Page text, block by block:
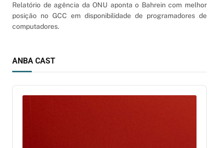
Relatório de agência da ONU aponta o Bahrein com melhor
posição no GCC em disponibilidade de programadores de
computadores.
ANBA CAST
Audio
Player